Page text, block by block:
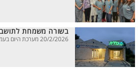
בשורה משמחת
20/2/2026 מערכת היום בעמק